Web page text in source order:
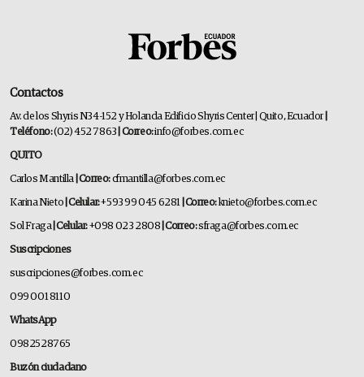
Contactos
Av. de los Shyris N34-152 y Holanda Edificio Shyris Center | Quito, Ecuador
Teléfono:(02) 452 7863 | Correo:info@forbes.com.ec
QUITO
Carlos Mantilla | Correo:cfmantilla@forbes.com.ec
Karina Nieto | Celular:+593 99 045 6281 | Correo:knieto@forbes.com.ec
Sol Fraga| Celular:+098 023 2808 | Correo:sfraga@forbes.com.ec
Suscripciones
suscripciones@forbes.com.ec
099 001 8110
WhatsApp
0982528765
Buzón ciudadano